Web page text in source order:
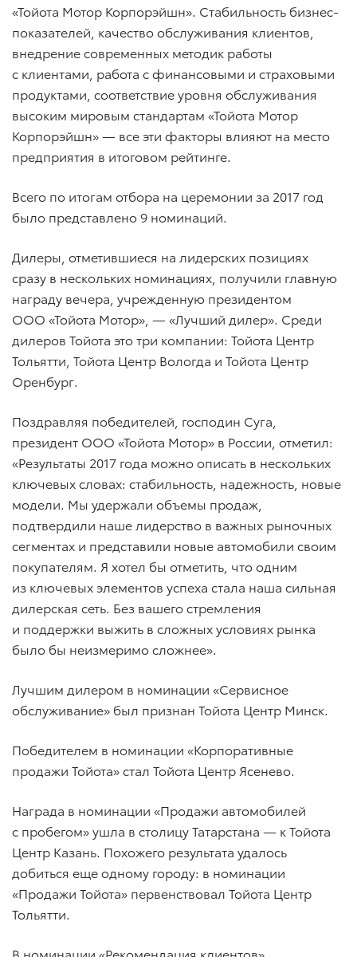
«Тойота Мотор Корпорэйшн». Стабильность бизнес-
показателей, качество обслуживания клиентов,
внедрение современных методик работы
с клиентами, работа с финансовыми и страховыми
продуктами, соответствие уровня обслуживания
высоким мировым стандартам «Тойота Мотор
Корпорэйшн» — все эти факторы влияют на место
предприятия в итоговом рейтинге.
Всего по итогам отбора на церемонии за 2017 год
было представлено 9 номинаций.
Дилеры, отметившиеся на лидерских позициях
сразу в нескольких номинациях, получили главную
награду вечера, учрежденную президентом
ООО «Тойота Мотор», — «Лучший дилер». Среди
дилеров Тойота это три компании: Тойота Центр
Тольятти, Тойота Центр Вологда и Тойота Центр
Оренбург.
Поздравляя победителей, господин Суга,
президент ООО «Тойота Мотор» в России, отметил:
«Результаты 2017 года можно описать в нескольких
ключевых словах: стабильность, надежность, новые
модели. Мы удержали объемы продаж,
подтвердили наше лидерство в важных рыночных
сегментах и представили новые автомобили своим
покупателям. Я хотел бы отметить, что одним
из ключевых элементов успеха стала наша сильная
дилерская сеть. Без вашего стремления
и поддержки выжить в сложных условиях рынка
было бы неизмеримо сложнее».
Лучшим дилером в номинации «Сервисное
обслуживание» был признан Тойота Центр Минск.
Победителем в номинации «Корпоративные
продажи Тойота» стал Тойота Центр Ясенево.
Награда в номинации «Продажи автомобилей
с пробегом» ушла в столицу Татарстана — к Тойота
Центр Казань. Похожего результата удалось
добиться еще одному городу: в номинации
«Продажи Тойота» первенствовал Тойота Центр
Тольятти.
В номинации «Рекомендация клиентов»